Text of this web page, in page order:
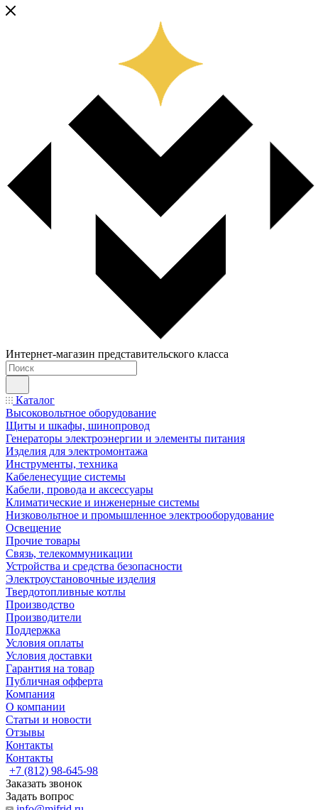
Интернет-магазин представительского класса
Каталог
Высоковольтное оборудование
Щиты и шкафы, шинопровод
Генераторы электроэнергии и элементы питания
Изделия для электромонтажа
Инструменты, техника
Кабеленесущие системы
Кабели, провода и аксессуары
Климатические и инженерные системы
Низковольтное и промышленное электрооборудование
Освещение
Прочие товары
Связь, телекоммуникации
Устройства и средства безопасности
Электроустановочные изделия
Твердотопливные котлы
Производство
Производители
Поддержка
Условия оплаты
Условия доставки
Гарантия на товар
Публичная офферта
Компания
О компании
Статьи и новости
Отзывы
Контакты
Контакты
+7 (812) 98-645-98
Заказать звонок
Задать вопрос